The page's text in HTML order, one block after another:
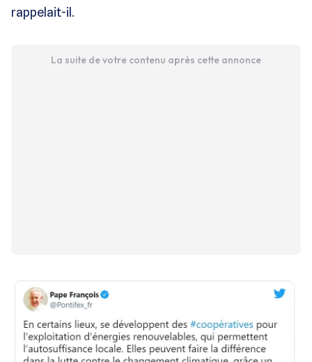
rappelait-il.
La suite de votre contenu après cette annonce